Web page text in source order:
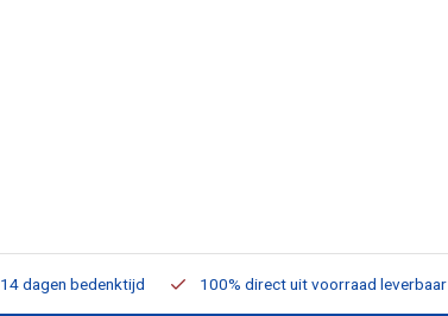
14 dagen bedenktijd 100% direct uit voorraad leverbaar